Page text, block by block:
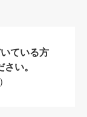
ている方
い。